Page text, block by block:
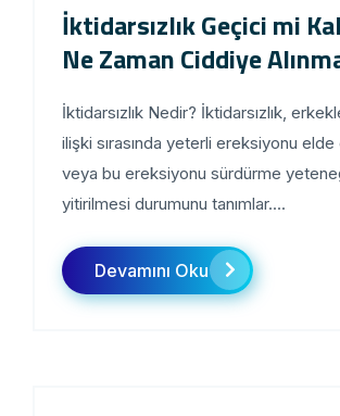
İktidarsızlık Geçici mi
Ne Zaman Ciddiye
İktidarsızlık Nedir? İktidarsızlık,
ilişki sırasında yeterli ereksiyonu
veya bu ereksiyonu sürdürme
yitirilmesi durumunu tanımlar....
Devamını Oku